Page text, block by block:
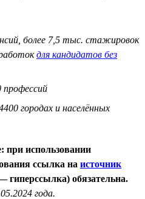
более 7,5 тыс. стажировок
для кандидатов без
профессий
городах и населённых
использовании
ссылка на источник
гиперссылка) обязательна.
года.